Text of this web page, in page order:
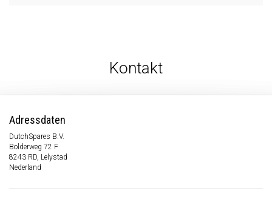
Kontakt
Adressdaten
DutchSpares B.V.
Bolderweg 72 F
8243 RD, Lelystad
Nederland